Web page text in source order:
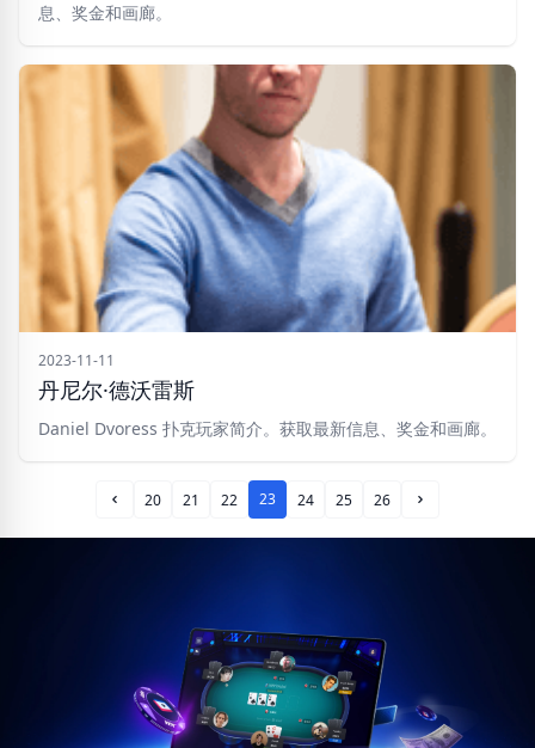
息、奖金和画廊。
2023-11-11
丹尼尔·德沃雷斯
Daniel Dvoress 扑克玩家简介。获取最新信息、奖金和画廊。
Prev Page
20 21 22 23 24 25 26 Next Page